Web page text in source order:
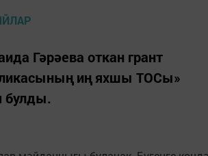
Гәрәева откан грант
иң яхшы ТОСы»
булды.